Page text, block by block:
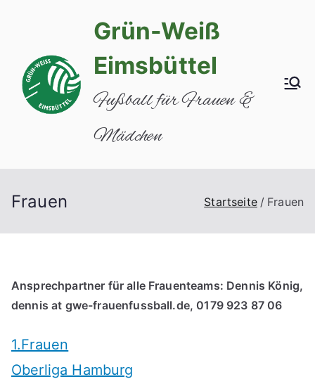
Grün-Weiß
Eimsbüttel
Fußball für Frauen &
Mädchen
Frauen Startseite Frauen
Ansprechpartner für alle Frauenteams: Dennis König,
dennis at gwe-frauenfussball.de, 0179 923 87 06
1.Frauen
Oberliga Hamburg